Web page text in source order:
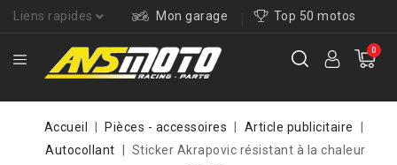
Liens rapides Mon garage Top 50 motos
0
Accueil Pièces - accessoires
Article publicitaire
Autocollant
Sticker Akrapovic résistant à la chaleur